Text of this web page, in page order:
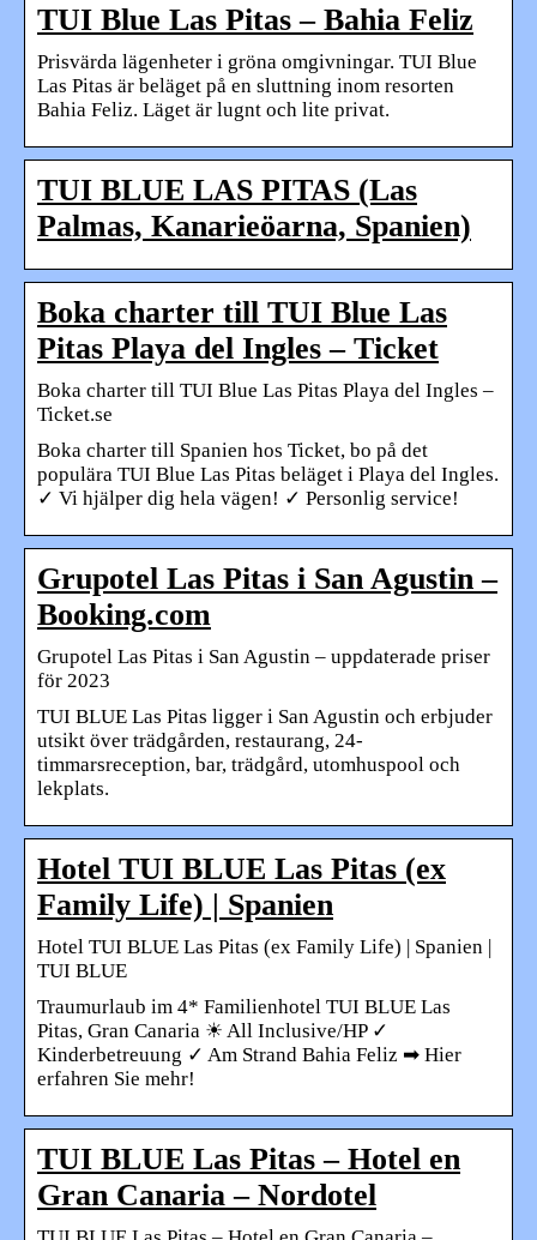
TUI Blue Las Pitas – Bahia Feliz
Prisvärda lägenheter i gröna omgivningar. TUI Blue
Las Pitas är beläget på en sluttning inom resorten
Bahia Feliz. Läget är lugnt och lite privat.
TUI BLUE LAS PITAS (Las
Palmas, Kanarieöarna, Spanien)
Boka charter till TUI Blue Las
Pitas Playa del Ingles – Ticket
Boka charter till TUI Blue Las Pitas Playa del Ingles –
Ticket.se
Boka charter till Spanien hos Ticket, bo på det
populära TUI Blue Las Pitas beläget i Playa del Ingles.
✓ Vi hjälper dig hela vägen! ✓ Personlig service!
Grupotel Las Pitas i San Agustin –
Booking.com
Grupotel Las Pitas i San Agustin – uppdaterade priser
för 2023
TUI BLUE Las Pitas ligger i San Agustin och erbjuder
utsikt över trädgården, restaurang, 24-
timmarsreception, bar, trädgård, utomhuspool och
lekplats.
Hotel TUI BLUE Las Pitas (ex
Family Life) | Spanien
Hotel TUI BLUE Las Pitas (ex Family Life) | Spanien |
TUI BLUE
Traumurlaub im 4* Familienhotel TUI BLUE Las
Pitas, Gran Canaria ☀ All Inclusive/HP ✓
Kinderbetreuung ✓ Am Strand Bahia Feliz ➡ Hier
erfahren Sie mehr!
TUI BLUE Las Pitas – Hotel en
Gran Canaria – Nordotel